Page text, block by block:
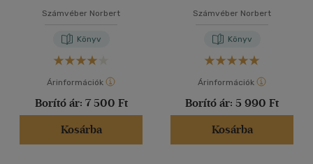
Számvéber Norbert
Könyv
Árinformációk
Borító ár: 7 500 Ft
Kosárba
Számvéber Norbert
Könyv
Árinformációk
Borító ár: 5 990 Ft
Kosárba